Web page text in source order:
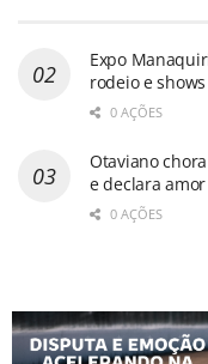
Expo
rodeio e
0 AÇÕES
Otaviano
e declara amor
0 AÇÕES